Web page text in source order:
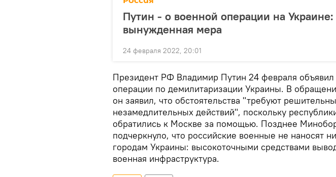
Путин - о военной операции на Украине:
вынужденная мера
24 февраля 2022, 20:01
Президент РФ Владимир Путин 24 февраля объявил
операции по демилитаризации Украины. В
он заявил, что обстоятельства "требуют
незамедлительных действий", поскольку
обратились к Москве за помощью. Позднее
подчеркнуло, что российские военные не наносят
городам Украины: высокоточными средствами
военная инфраструктура.